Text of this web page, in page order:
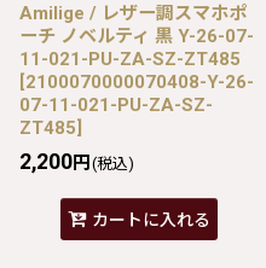
Amilige / レザー調スマホポ
ーチ ノベルティ 黒 Y-26-07-
11-021-PU-ZA-SZ-ZT485
[2100070000070408-Y-26-
07-11-021-PU-ZA-SZ-
ZT485]
2,200円 (税込)
カートに入れる